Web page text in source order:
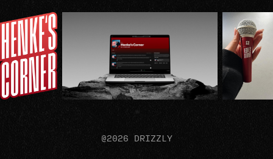
@2026 DRIZZLY